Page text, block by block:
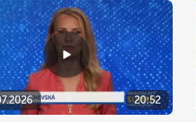
20:52